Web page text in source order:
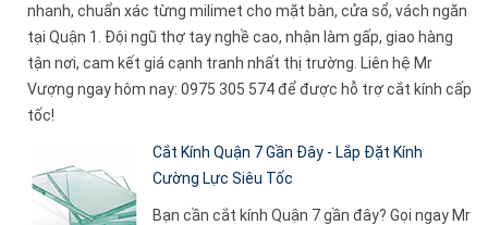
nhanh, chuẩn xác từng milimet cho mặt bàn, cửa sổ, vách ngăn
tại Quận 1. Đội ngũ thợ tay nghề cao, nhận làm gấp, giao hàng
tận nơi, cam kết giá cạnh tranh nhất thị trường. Liên hệ Mr
Vượng ngay hôm nay: 0975 305 574 để được hỗ trợ cắt kính cấp
tốc!
Cắt Kính Quận 7 Gần Đây - Lắp Đặt Kính
Cường Lực Siêu Tốc
Bạn cần cắt kính Quận 7 gần đây? Gọi ngay Mr